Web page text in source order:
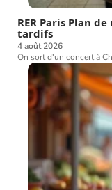
RER Paris Plan
tardifs
4 août 2026
On sort d'un concert à